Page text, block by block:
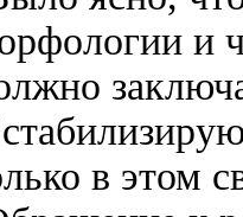
и
в этом